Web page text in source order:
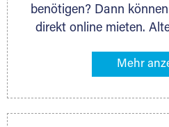
benötigen? Dann
direkt online mieten.
Gegenstände an, die
ermittelt. Natürlich